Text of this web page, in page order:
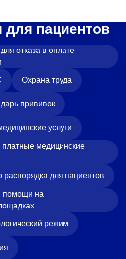
пациентов
отказа в оплате
Охрана труда
прививок
услуги
медицинские
распорядка для пациентов
помощи на
режим